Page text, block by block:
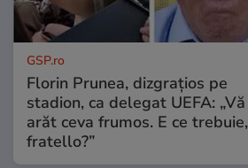
GSP.ro
Florin Prunea, dizgrațios pe
stadion, ca delegat UEFA: „Vă
arăt ceva frumos. E ce trebuie,
fratello?”